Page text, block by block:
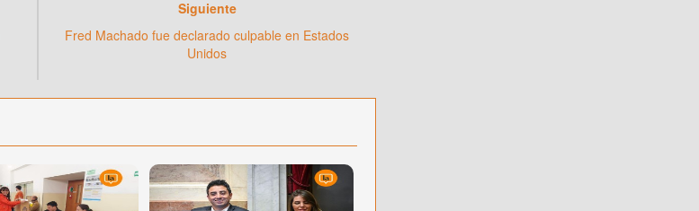
Siguiente
Fred Machado fue declarado culpable en Estados
Unidos